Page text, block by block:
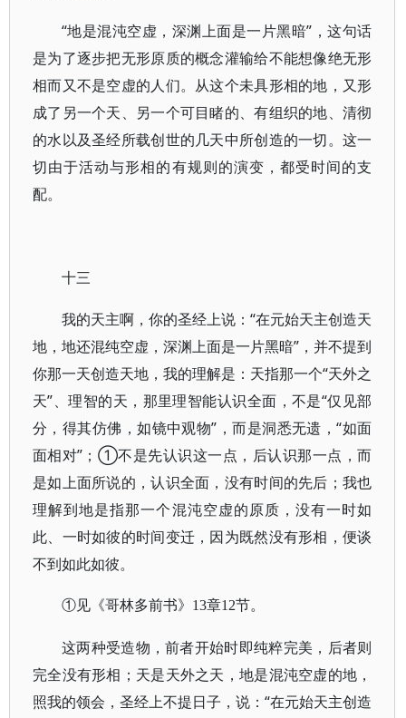
“地是混沌空虚，深渊上面是一片黑暗”，这句话
是为了逐步把无形原质的概念灌输给不能想像绝无形
相而又不是空虚的人们。从这个未具形相的地，又形
成了另一个天、另一个可目睹的、有组织的地、清彻
的水以及圣经所载创世的几天中所创造的一切。这一
切由于活动与形相的有规则的演变，都受时间的支
配。
十三
我的天主啊，你的圣经上说：“在元始天主创造天
地，地还混纯空虚，深渊上面是一片黑暗”，并不提到
你那一天创造天地，我的理解是：天指那一个“天外之
天”、理智的天，那里理智能认识全面，不是“仅见部
分，得其仿佛，如镜中观物”，而是洞悉无遗，“如面
面相对”；①不是先认识这一点，后认识那一点，而
是如上面所说的，认识全面，没有时间的先后；我也
理解到地是指那一个混沌空虚的原质，没有一时如
此、一时如彼的时间变迁，因为既然没有形相，便谈
不到如此如彼。
①见《哥林多前书》13章12节。
这两种受造物，前者开始时即纯粹完美，后者则
完全没有形相；天是天外之天，地是混沌空虚的地，
照我的领会，圣经上不提日子，说：“在元始天主创造